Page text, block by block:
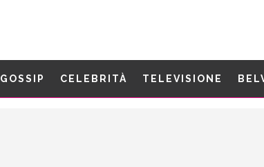
GOSSIP CELEBRITÀ TELEVISIONE